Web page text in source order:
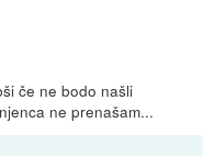
če ne bodo našli
ne prenašam...